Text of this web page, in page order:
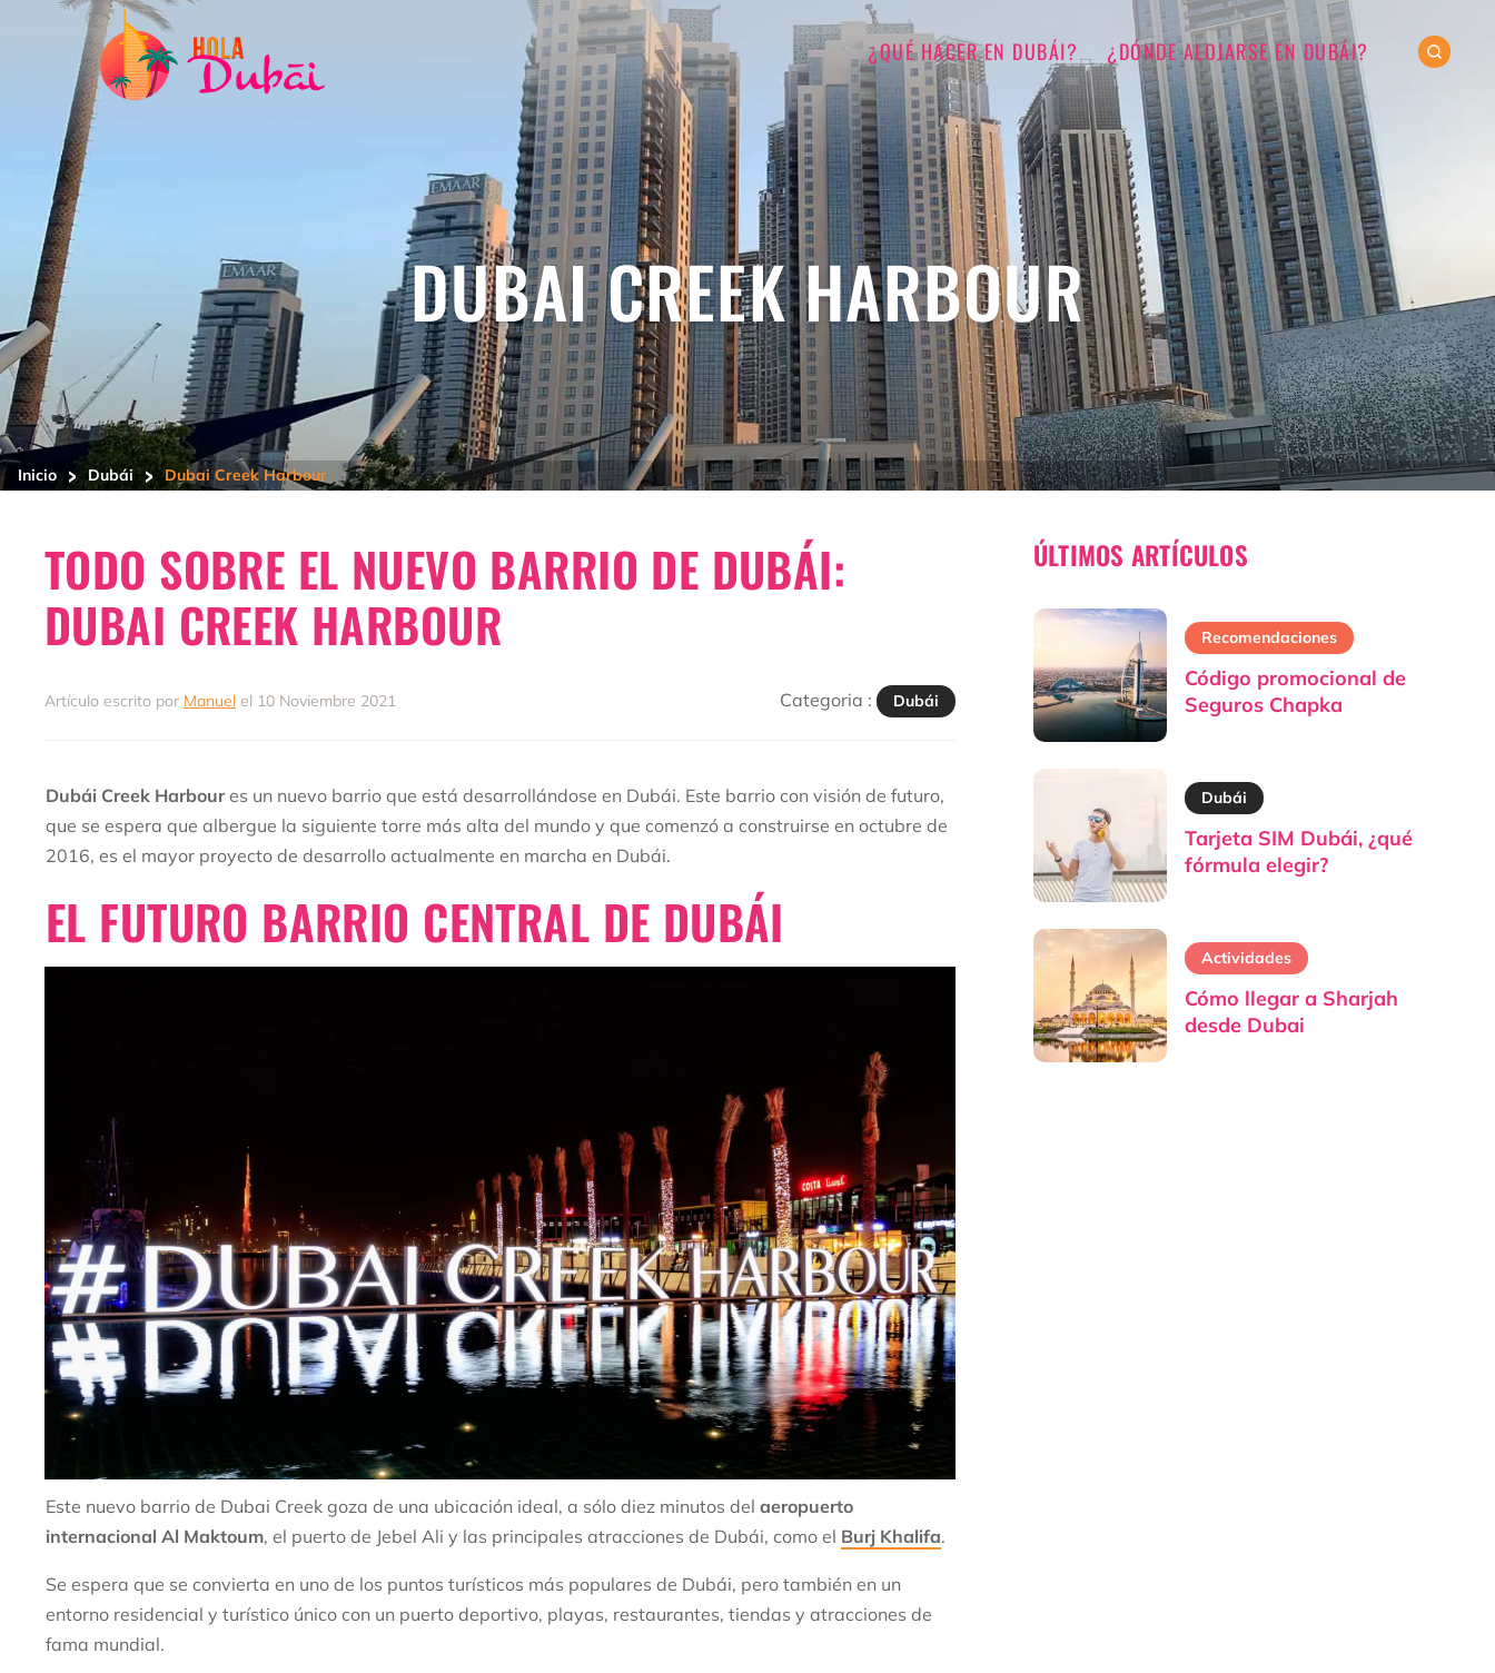
¿QUÉ HACER EN DUBÁI? ¿DÓNDE ALOJARSE EN DUBÁI?
DUBAI CREEK HARBOUR
Inicio > Dubái > Dubai Creek Harbour
TODO SOBRE EL NUEVO BARRIO DE DUBÁI:
DUBAI CREEK HARBOUR
Artículo escrito por Manuel el 10 Noviembre 2021 Categoria : Dubái
Dubái Creek Harboures un nuevo barrio que está desarrollándose en Dubái. Este barrio con visión de futuro,
que se espera que albergue la siguiente torre más alta del mundo y que comenzó a construirse en octubre de
2016, es el mayor proyecto de desarrollo actualmente en marcha en Dubái.
EL FUTURO BARRIO CENTRAL DE DUBÁI
Este nuevo barrio de Dubai Creek goza de una ubicación ideal, a sólo diez minutos del aeropuerto
internacional Al Maktoum, el puerto de Jebel Ali y las principales atracciones de Dubái, como el Burj Khalifa.
Se espera que se convierta en uno de los puntos turísticos más populares de Dubái, pero también en un
entorno residencial y turístico único con un puerto deportivo, playas, restaurantes, tiendas y atracciones de
fama mundial.
ÚLTIMOS ARTÍCULOS
Recomendaciones
Código promocional de
Seguros Chapka
Dubái
Tarjeta SIM Dubái, ¿qué
fórmula elegir?
Actividades
Cómo llegar a Sharjah
desde Dubai